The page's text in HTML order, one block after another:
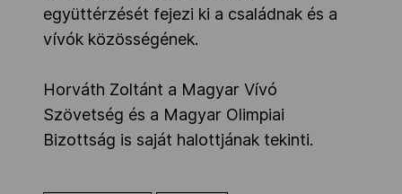
együttérzését fejezi ki a családnak és a
vívók közösségének.
Horváth Zoltánt a Magyar Vívó
Szövetség és a Magyar Olimpiai
Bizottság is saját halottjának tekinti.